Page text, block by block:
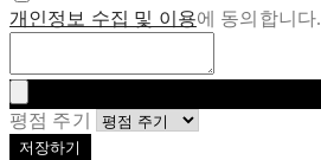
개인정보 수집 및 이용에 동의합니다.
평점 주기
저장하기